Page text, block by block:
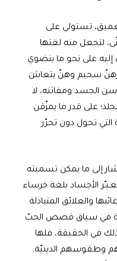
تستولي على
لتجعل منه لغتها
على نحو ما ينضوي
سحيم وهنّ يتعابثن
الجسد ومفاتنه، لا
على قدر ما يمزّقن
التي تحول دون تحرّر
إلى ما يمكن تسميته
الأجساد بلغة خرساء
والعلائق المتبادلة
في سياق قصص الحبّ
في الحقيقة، فلها
وطقوسهم الدينيّة.